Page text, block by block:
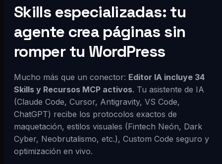
Skills especializadas: tu
agente crea páginas sin
romper tu WordPress
Mucho más que un conector: Editor IA incluye 34
Skills y Recursos MCP activos. Tu asistente de IA
(Claude Code, Cursor, Antigravity, VS Code,
ChatGPT) recibe los protocolos exactos de
maquetación, estilos visuales (Fintech Neón, Dark
Cyber, Neobrutalismo, etc.), Custom Code seguro y
optimización en vivo.